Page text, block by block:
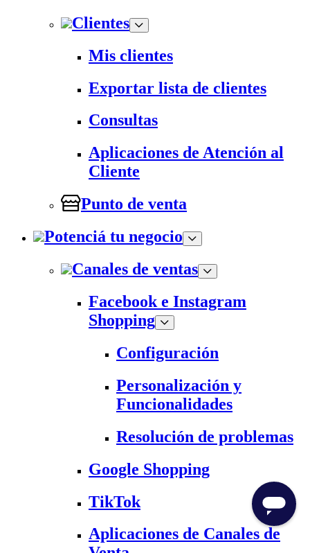
Clientes
Mis clientes
Exportar lista de clientes
Consultas
Aplicaciones de Atención al
Cliente
Punto de venta
Potenciá tu negocio
Canales de ventas
Facebook e Instagram
Shopping
Configuración
Personalización y
Funcionalidades
Resolución de problemas
Google Shopping
TikTok
Aplicaciones de Canales de